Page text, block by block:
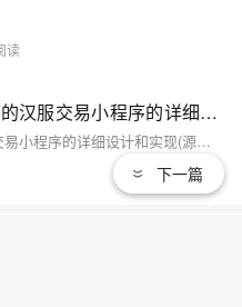
基于SpringBoot+Vue+uniapp的汉服交易小程序的详细设计和实现(源码+lw+部署文档+讲解等)
基于SpringBoot+Vue+uniapp的汉服交易小程序的详细设计和实现(源码+lw+部署文档+讲解等)
下一篇